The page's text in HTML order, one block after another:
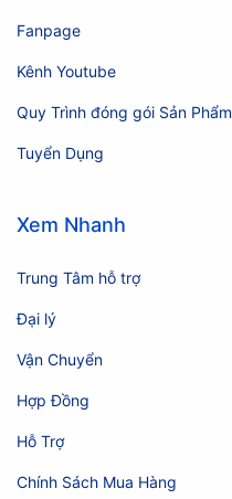
Fanpage
Kênh Youtube
Quy Trình đóng gói Sản Phẩm
Tuyển Dụng
Xem Nhanh
Trung Tâm hỗ trợ
Đại lý
Vận Chuyển
Hợp Đồng
Hỗ Trợ
Chính Sách Mua Hàng